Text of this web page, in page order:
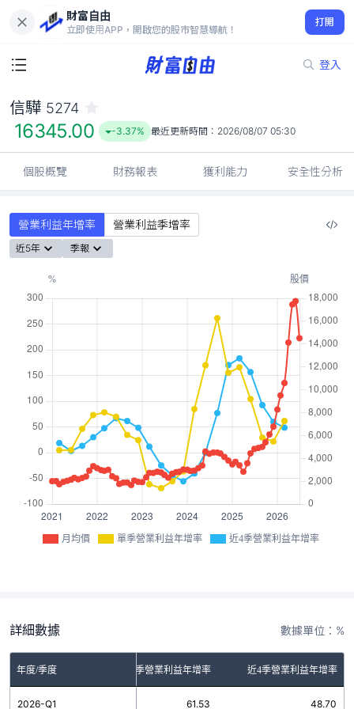
財富自由
立即使用APP，開啟您的股市智慧導航！
打開
登入
16345.00
-3.37%
信驊 5274
16345.00 -3.37% 最近更新時間： 2026/08/07 05:30
個股概覽 財務報表 獲利能力 安全性分析
營業利益年增率 營業利益季增率
近5年 季報
月均價 單季營業利益年增率 近4季營業利益年增率
詳細數據 數據單位：%
年度/季度 單季營業利益年增率 近4季營業利益年增率
2026-Q1 61.53 48.70